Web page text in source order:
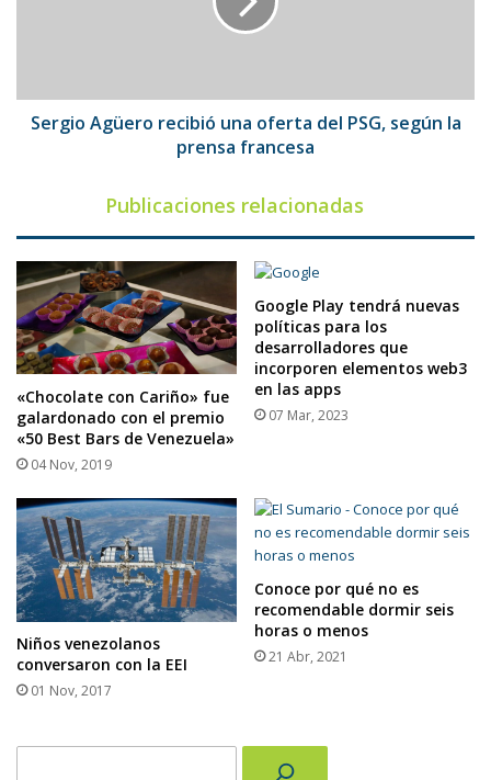
la
prensa
Sergio Agüero recibió una oferta del PSG, según la
prensa francesa
Publicaciones relacionadas
«Chocolate con Cariño» fue
galardonado con el premio
«50 Best Bars de Venezuela»
04 Nov, 2019
Google Play tendrá nuevas
políticas para los
desarrolladores que
incorporen elementos web3
en las apps
07 Mar, 2023
Niños venezolanos
conversaron con la EEI
01 Nov, 2017
Conoce por qué no es
recomendable dormir seis
horas o menos
21 Abr, 2021